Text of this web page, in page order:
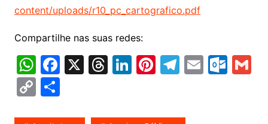
content/uploads/r10_pc_cartografico.pdf
Compartilhe nas suas redes:
W
h
at
F
a
c
X T Li Pi T E O G
C S